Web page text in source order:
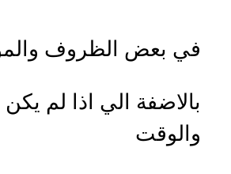
في بعض الظروف
بالاضفة الي اذا لم
والوقت